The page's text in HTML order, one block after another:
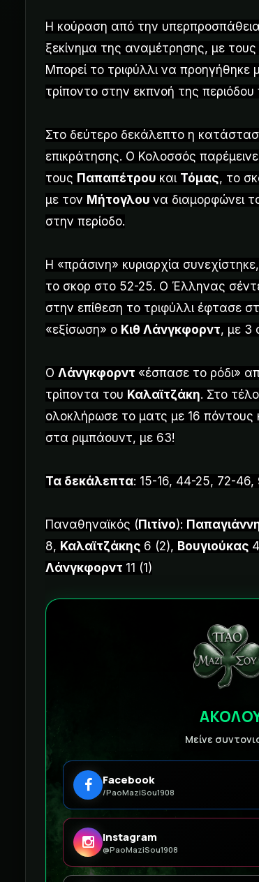
Η κούραση από την
ξεκίνημα της αναμέτρησης, με
Μπορεί το τριφύλλι να προηγήθηκε
τρίποντο στην εκπνοή της
Στο δεύτερο δεκάλεπτο η
επικράτησης. Ο Κολοσσός
τους Παπαπέτρου και Τόμας, το
με τον Μήτογλου να διαμορφώνει
στην περίοδο.
Η «πράσινη» κυριαρχία
το σκορ στο 52-25. Ο Έλληνας
στην επίθεση το τριφύλλι έφτασε
«εξίσωση» ο Κιθ Λάνγκφορντ, με 3
Ο Λάνγκφορντ «έσπασε το ρόδι»
τρίποντα του Καλαϊτζάκη. Στο
ολοκλήρωσε το ματς με 16 πόντους
στα ριμπάουντ, με 63!
Τα δεκάλεπτα: 15-16, 44-25, 72-
Παναθηναϊκός ( Πιτίνο):
8, Καλαϊτζάκης 6 (2), Βουγιούκας
Λάνγκφορντ 11 (1)
Μείνε
Facebook
/PaoMaziSou1908
Instagram
@PaoMaziSou1908